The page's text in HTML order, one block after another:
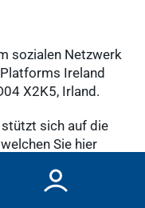
sozialen Netzwerk
Ireland
X2K5, Irland.
stützt sich auf die
Sie hier
und